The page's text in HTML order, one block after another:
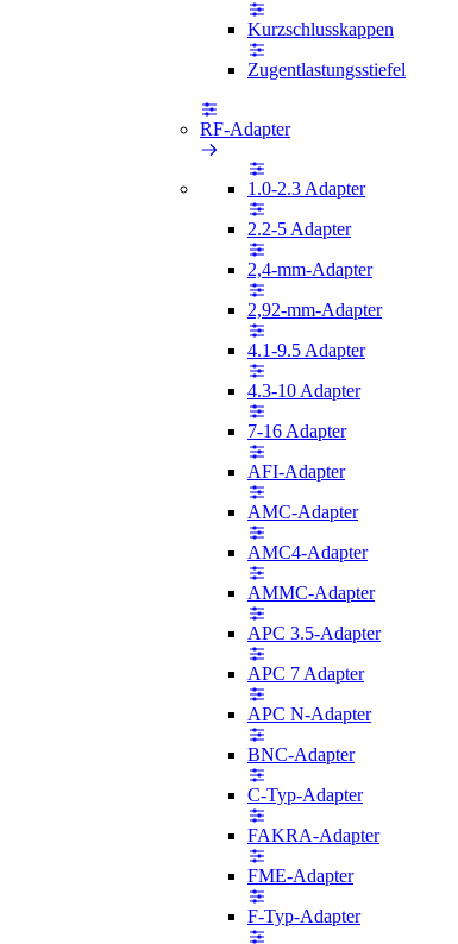
Kurzschlusskappen
Zugentlastungsstiefel
RF-Adapter
1.0-2.3 Adapter
2.2-5 Adapter
2,4-mm-Adapter
2,92-mm-Adapter
4.1-9.5 Adapter
4.3-10 Adapter
7-16 Adapter
AFI-Adapter
AMC-Adapter
AMC4-Adapter
AMMC-Adapter
APC 3.5-Adapter
APC 7 Adapter
APC N-Adapter
BNC-Adapter
C-Typ-Adapter
FAKRA-Adapter
FME-Adapter
F-Typ-Adapter